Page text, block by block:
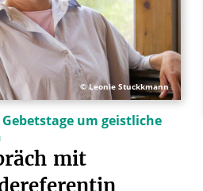
© Leonie Stuckkmann
um geistliche
mit